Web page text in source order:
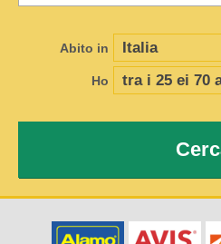
Abito in
Ho